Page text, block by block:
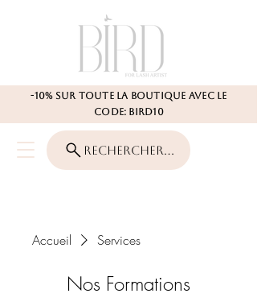
-10% SUR TOUTE LA BOUTIQUE AVEC LE
CODE: BIRD10
Rechercher...
Accueil Services
Nos Formations